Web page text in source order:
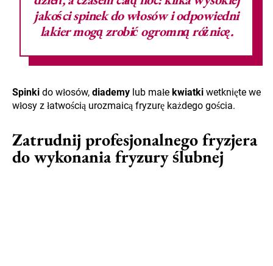
jakościspinek do włosówi odpowiedni
lakier mogą zrobić ogromną różnicę.
Spinki do włosów, diademy lub małe kwiatki wetknięte we
włosy z łatwością urozmaicą fryzurę każdego gościa.
Zatrudnij profesjonalnego fryzjera
do wykonania fryzury ślubnej